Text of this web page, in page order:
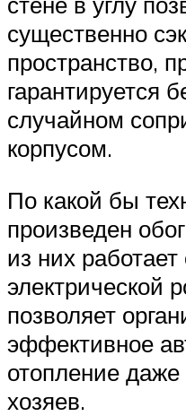
существенно
пространство,
гарантируется
случайном
корпусом.
По какой бы
произведен
из них
электрической
позволяет
эффективное
отопление даже
хозяев.